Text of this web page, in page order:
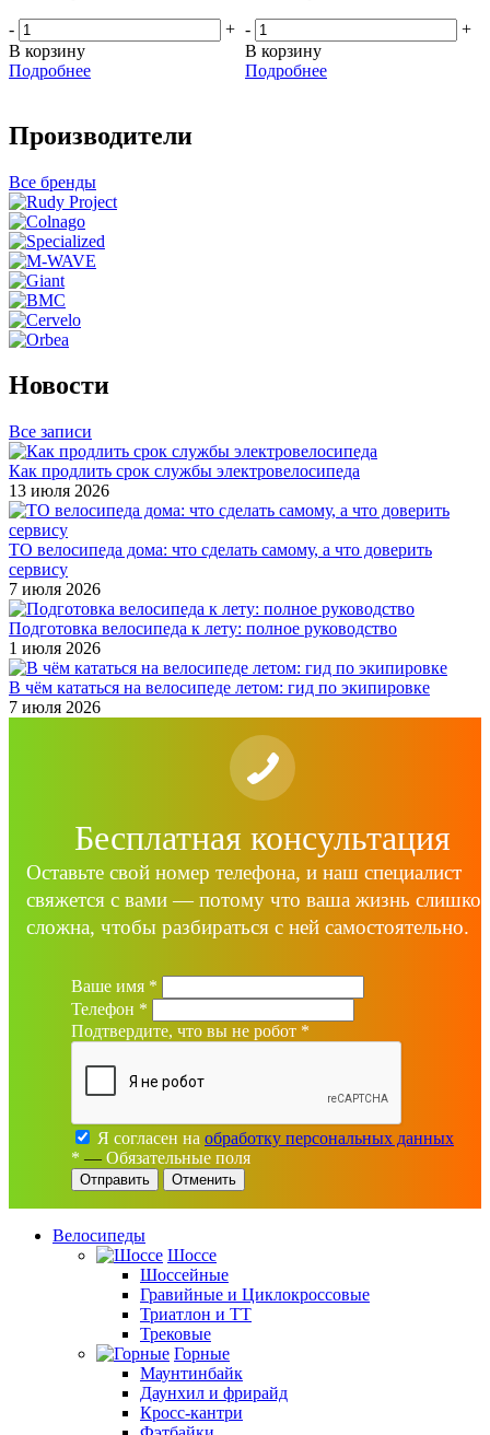
-
+
В корзину
Подробнее
-
+
В корзину
Подробнее
Производители
Все бренды
Новости
Все записи
Как продлить срок службы электровелосипеда
13 июля 2026
ТО велосипеда дома: что сделать самому, а что доверить
сервису
7 июля 2026
Подготовка велосипеда к лету: полное руководство
1 июля 2026
В чём кататься на велосипеде летом: гид по экипировке
7 июля 2026
Бесплатная консультация
Оставьте свой номер телефона, и наш специалист
свяжется с вами — потому что ваша жизнь
сложна, чтобы разбираться с ней самостоятельно.
Ваше имя *
Телефон *
Подтвердите, что вы не робот *
Я согласен на обработку персональных данных
* — Обязательные поля
Отменить
Велосипеды
Шоссе
Шоссейные
Гравийные и Циклокроссовые
Триатлон и ТТ
Трековые
Горные
Маунтинбайк
Даунхил и фрирайд
Кросс-кантри